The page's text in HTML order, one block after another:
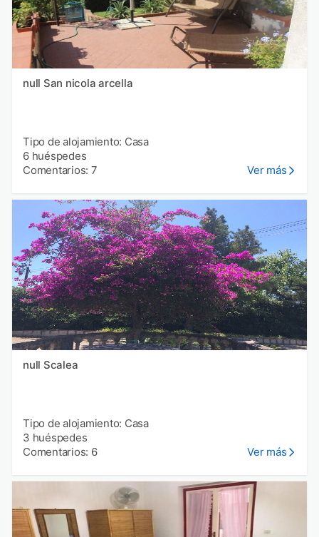
null San nicola arcella
Tipo de alojamiento: Casa
6 huéspedes
Comentarios: 7
Ver más
null Scalea
Tipo de alojamiento: Casa
3 huéspedes
Comentarios: 6
Ver más